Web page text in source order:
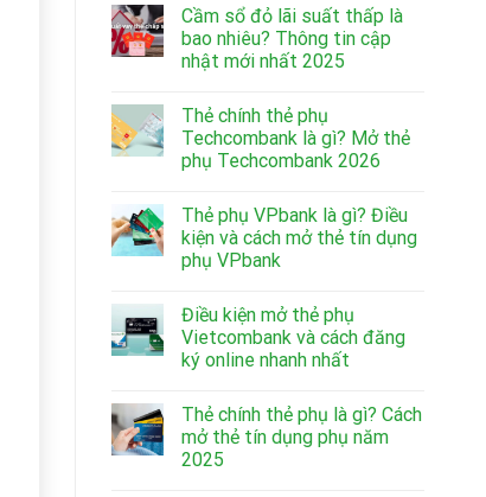
Cầm sổ đỏ lãi suất thấp là
bao nhiêu? Thông tin cập
nhật mới nhất 2025
Thẻ chính thẻ phụ
Techcombank là gì? Mở thẻ
phụ Techcombank 2026
Thẻ phụ VPbank là gì? Điều
kiện và cách mở thẻ tín dụng
phụ VPbank
Điều kiện mở thẻ phụ
Vietcombank và cách đăng
ký online nhanh nhất
Thẻ chính thẻ phụ là gì? Cách
mở thẻ tín dụng phụ năm
2025